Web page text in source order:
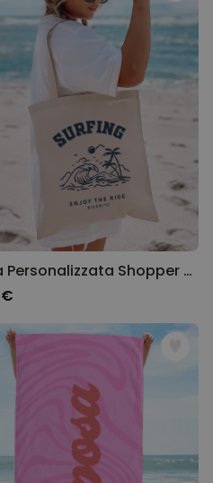
Borsa Personalizzata Shopper con Illustrazioni Vacanze
€